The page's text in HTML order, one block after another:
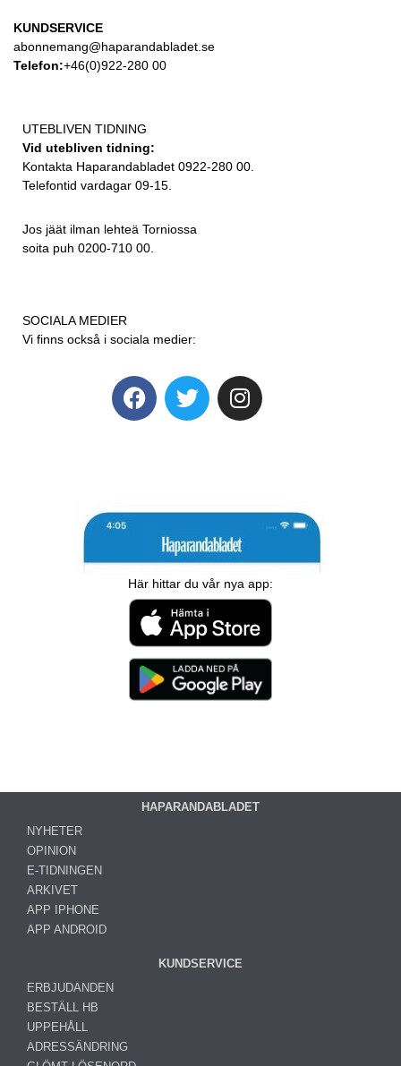
KUNDSERVICE
abonnemang@haparandabladet.se
Telefon:+46(0)922-280 00
UTEBLIVEN TIDNING
Vid utebliven tidning:
Kontakta Haparandabladet 0922-280 00.
Telefontid vardagar 09-15.
Jos jäät ilman lehteä Torniossa
soita puh 0200-710 00.
SOCIALA MEDIER
Vi finns också i sociala medier:
Här hittar du vår nya app:
HAPARANDABLADET
NYHETER
OPINION
E-TIDNINGEN
ARKIVET
APP IPHONE
APP ANDROID
KUNDSERVICE
ERBJUDANDEN
BESTÄLL HB
UPPEHÅLL
ADRESSÄNDRING